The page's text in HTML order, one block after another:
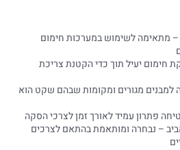
מתאימה לשימוש במערכות חימום
חימום יעיל תוך כדי הקטנת צריכת
מגורים ומקומות שבהם שקט הוא
פתרון עמיד לאורך זמן לצרכי הסקה
– נבחרה ומותאמת בהתאם לצרכים